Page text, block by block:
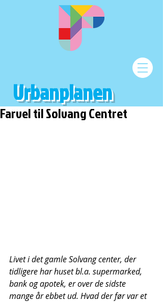
Urbanplanen
Farvel til Solvang Centret
Livet i det gamle Solvang center, der
tidligere har huset bl.a. supermarked,
bank og apotek, er over de sidste
mange år ebbet ud. Hvad der før var et